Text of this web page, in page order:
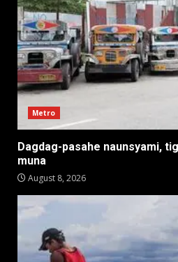
Metro
Dagdag-pasahe naunsyami,
muna
August 8, 2026